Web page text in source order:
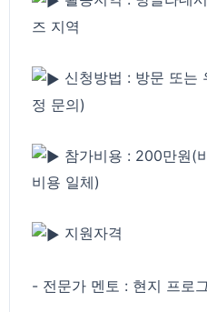
즈 지역
신청방법 : 방문 또는
정 문의)
참가비용 : 200만원(
비용 일체)
지원자격
- 전문가 멘토 : 현지 프로